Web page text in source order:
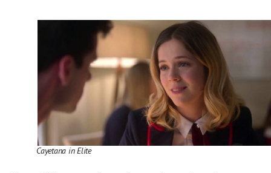
Cayetana in Elite